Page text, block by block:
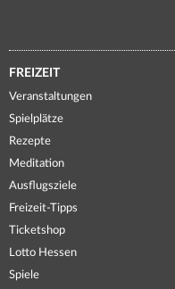
FREIZEIT
Veranstaltungen
Spielplätze
Rezepte
Meditation
Ausflugsziele
Freizeit-Tipps
Ticketshop
Lotto Hessen
Spiele